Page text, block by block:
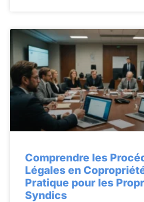
Comprendre les
Légales en
Pratique pour les
Syndics